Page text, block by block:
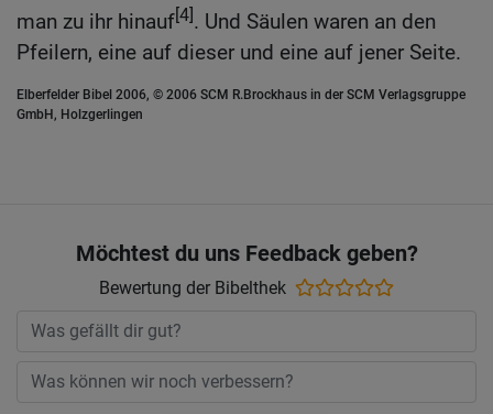
man zu ihr hinauf[4]. Und Säulen waren an den
Pfeilern, eine auf dieser und eine auf jener Seite.
Elberfelder Bibel 2006, © 2006 SCM R.Brockhaus in der SCM Verlagsgruppe
GmbH, Holzgerlingen
Möchtest du uns Feedback geben?
Bewertung der Bibelthek